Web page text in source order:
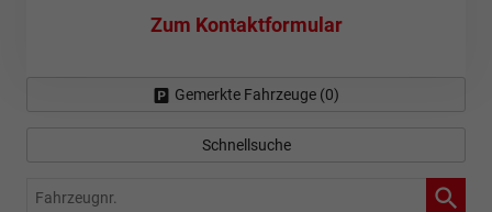
Zum Kontaktformular
Gemerkte Fahrzeuge (0)
Schnellsuche
Fahrzeugnr.